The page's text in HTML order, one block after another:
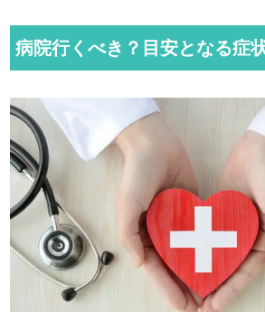
病院行くべき？目安となる症